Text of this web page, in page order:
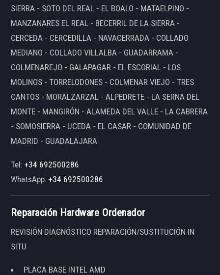
SIERRA - SOTO DEL REAL - EL BOALO - MATAELPINO -
MANZANARES EL REAL - BECERRIL DE LA SIERRA -
CERCEDA - CERCEDILLA - NAVACERRADA - COLLADO
MEDIANO - COLLADO VILLALBA - GUADARRAMA -
COLMENAREJO - GALAPAGAR - EL ESCORIAL - LOS
MOLINOS - TORRELODONES - COLMENAR VIEJO - TRES
CANTOS - MORALZARZAL - ALPEDRETE - LA SERNA DEL
MONTE - MANGIRÓN - ALAMEDA DEL VALLE - LA CABRERA
- SOMOSIERRA - UCEDA - EL CASAR - COMUNIDAD DE
MADRID - GUADALAJARA
Tel:+34 692500286
WhatsApp:+34 692500286
Reparación Hardware Ordenador
REVISIÓN DIAGNÓSTICO REPARACIÓN/SUSTITUCIÓN IN
SITU
PLACA BASE INTEL AMD